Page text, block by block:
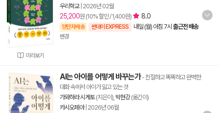
미리보기
우리학교| 2026년 02월
25,200원 (10% 할인 / 1,400원) 8.0
양탄자배송 썬데이 EXPRESS 내일 (월) 아침 7시 출근전 배송
변경
AI는 아이를 어떻게 바꾸는가- 친절하고 똑똑하고 완벽한
대화 속에서 아이가 잃고 있는 것
가와하라 시게토(지은이), 박현강(옮긴이)
카시오페아| 2026년 06월